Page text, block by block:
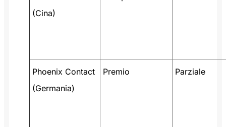
(Cina)
Phoenix Contact
(Germania)
Premio Parziale